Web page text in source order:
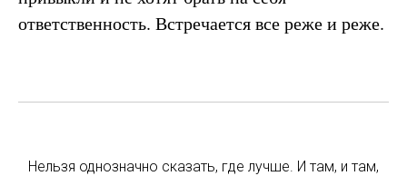
ответственность. Встречается все реже и реже.
Нельзя однозначно сказать, где лучше. И там, и там,